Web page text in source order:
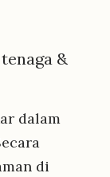
&
dalam
di